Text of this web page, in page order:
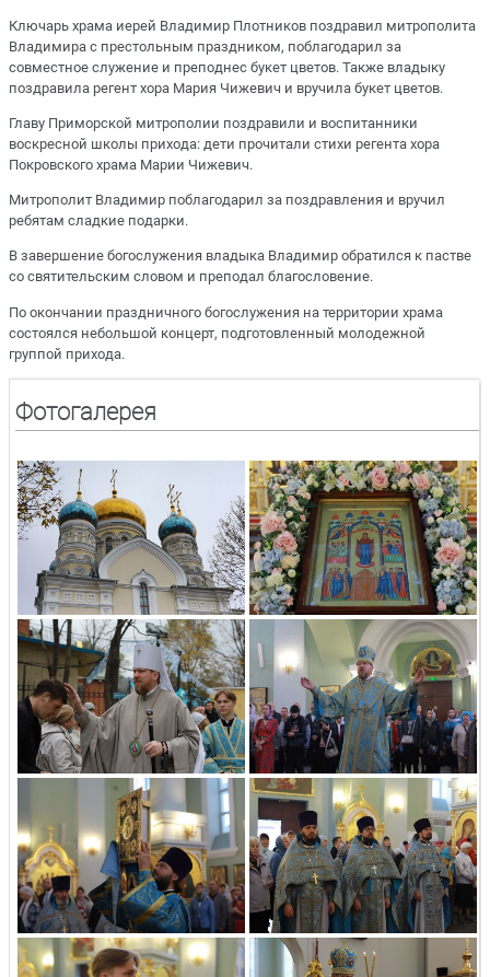
Ключарь храма иерей Владимир Плотников поздравил митрополита
Владимира с престольным праздником, поблагодарил за
совместное служение и преподнес букет цветов. Также владыку
поздравила регент хора Мария Чижевич и вручила букет цветов.
Главу Приморской митрополии поздравили и воспитанники
воскресной школы прихода: дети прочитали стихи регента хора
Покровского храма Марии Чижевич.
Митрополит Владимир поблагодарил за поздравления и вручил
ребятам сладкие подарки.
В завершение богослужения владыка Владимир обратился к пастве
со святительским словом и преподал благословение.
По окончании праздничного богослужения на территории храма
состоялся небольшой концерт, подготовленный молодежной
группой прихода.
Фотогалерея